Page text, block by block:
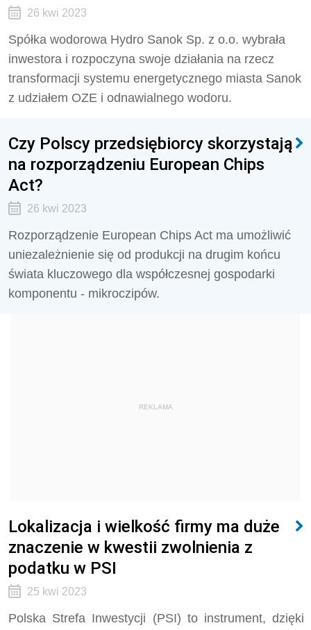
26 kwi 2023
Spółka wodorowa Hydro Sanok Sp. z o.o. wybrała
inwestora i rozpoczyna swoje działania na rzecz
transformacji systemu energetycznego miasta Sanok
z udziałem OZE i odnawialnego wodoru.
Czy Polscy przedsiębiorcy skorzystają
na rozporządzeniu European Chips
Act?
26 kwi 2023
Rozporządzenie European Chips Act ma umożliwić
uniezależnienie się od produkcji na drugim końcu
świata kluczowego dla współczesnej gospodarki
komponentu - mikroczipów.
REKLAMA
Lokalizacja i wielkość firmy ma duże
znaczenie w kwestii zwolnienia z
podatku w PSI
25 kwi 2023
Polska Strefa Inwestycji (PSI) to instrument, dzięki